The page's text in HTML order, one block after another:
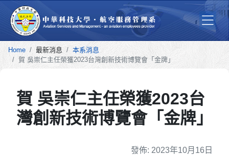
Home 最新消息
本系消息
賀 吳崇仁主任榮獲2023台灣創新技術博覽會「金牌」
賀 吳崇仁主任榮獲2023台
灣創新技術博覽會「金牌」
發佈: 2023年10月16日